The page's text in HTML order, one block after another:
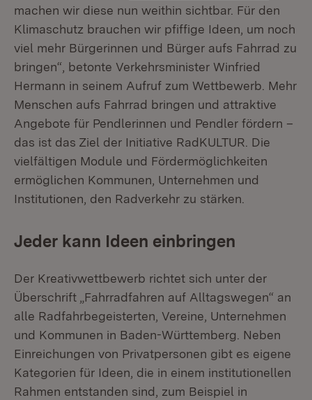
machen wir diese nun weithin sichtbar. Für den
Klimaschutz brauchen wir pfiffige Ideen, um noch
viel mehr Bürgerinnen und Bürger aufs Fahrrad zu
bringen“, betonte Verkehrsminister Winfried
Hermann in seinem Aufruf zum Wettbewerb. Mehr
Menschen aufs Fahrrad bringen und attraktive
Angebote für Pendlerinnen und Pendler fördern –
das ist das Ziel der Initiative RadKULTUR. Die
vielfältigen Module und Fördermöglichkeiten
ermöglichen Kommunen, Unternehmen und
Institutionen, den Radverkehr zu stärken.
Jeder kann Ideen einbringen
Der Kreativwettbewerb richtet sich unter der
Überschrift „Fahrradfahren auf Alltagswegen“ an
alle Radfahrbegeisterten, Vereine, Unternehmen
und Kommunen in Baden-Württemberg. Neben
Einreichungen von Privatpersonen gibt es eigene
Kategorien für Ideen, die in einem institutionellen
Rahmen entstanden sind, zum Beispiel in